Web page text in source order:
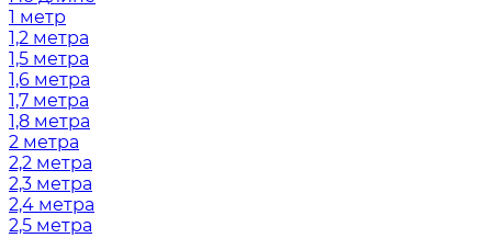
1 метр
1,2 метра
1,5 метра
1,6 метра
1,7 метра
1,8 метра
2 метра
2,2 метра
2,3 метра
2,4 метра
2,5 метра